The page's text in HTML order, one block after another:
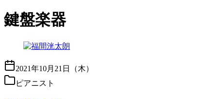
鍵盤楽器
2021年10月21日（木）
ピアニスト